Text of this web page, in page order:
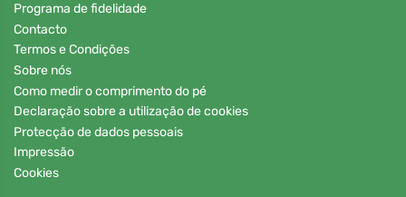
Programa de fidelidade
Contacto
Termos e Condições
Sobre nós
Como medir o comprimento do pé
Declaração sobre a utilização de cookies
Protecção de dados pessoais
Impressão
Cookies